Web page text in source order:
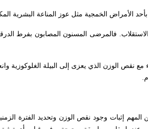
الأمراض الخمجية مثل عوز المناعة البشرية
فالمرضى المسنون المصابون بفرط
نقص الوزن الذي يعزى إلى البيلة الغلوكوزية
المهم إثبات وجود نقص الوزن وتحديد الفترة